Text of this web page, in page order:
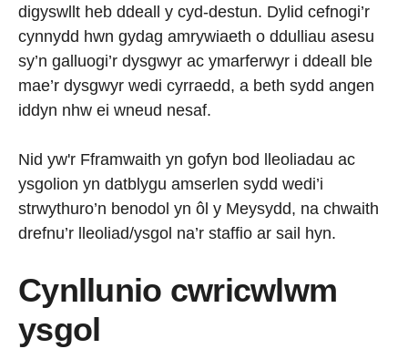
digyswllt heb ddeall y cyd-destun. Dylid cefnogi’r
cynnydd hwn gydag amrywiaeth o ddulliau asesu
sy’n galluogi’r dysgwyr ac ymarferwyr i ddeall ble
mae’r dysgwyr wedi cyrraedd, a beth sydd angen
iddyn nhw ei wneud nesaf.
Nid yw'r Fframwaith yn gofyn bod lleoliadau ac
ysgolion yn datblygu amserlen sydd wedi’i
strwythuro’n benodol yn ôl y Meysydd, na chwaith
drefnu’r lleoliad/ysgol na’r staffio ar sail hyn.
Cynllunio cwricwlwm
ysgol